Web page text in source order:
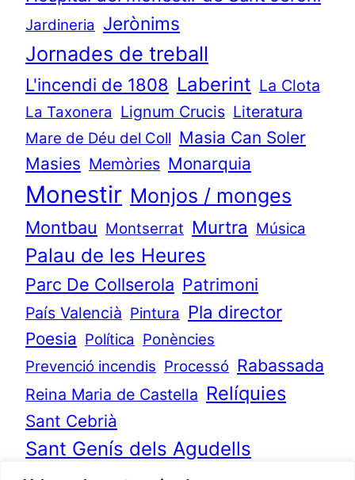
Jardineria Jerònims
Jornades de treball
L'incendi de 1808 Laberint La Clota
La Taxonera Lignum Crucis Literatura
Mare de Déu del Coll Masia Can Soler
Masies Memòries Monarquia
Monestir Monjos / monges
Montbau Montserrat Murtra Música
Palau de les Heures
Parc De Collserola Patrimoni
País Valencià Pintura Pla director
Poesia Política Ponències
Prevenció incendis Processó Rabassada
Reina Maria de Castella Relíquies
Sant Cebrià
Sant Genís dels Agudells